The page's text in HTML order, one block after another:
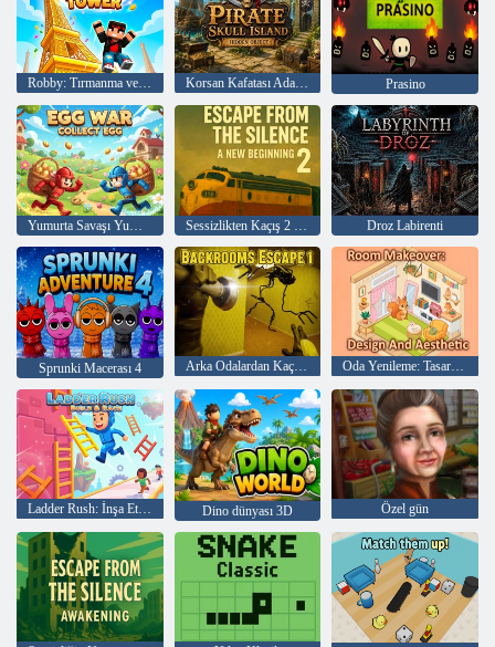
Robby: Tırmanma ve Zıplama Kulesi Korsan Kafatası Adası Gizli Nesne Prasino
Yumurta Savaşı Yumurta Topla Sessizlikten Kaçış 2 yeni bir başlangıç Droz Labirenti
Sprunki Macerası 4 Arka Odalardan Kaçış 1 Oda Yenileme: Tasarım ve Estetik
Ladder Rush: İnşa Et ve Yarış Dino dünyası 3D Özel gün